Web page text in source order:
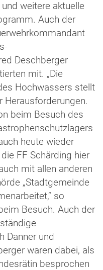
weitere aktuelle
Auch der
Deschberger
mit. „Die
Hochwassers stellt
Herausforderungen.
beim Besuch des
heute wieder
FF Schärding hier
mit allen anderen
„Stadtgemeinde
so
Besuch. Auch der
Danner und
waren dabei, als
besprochen